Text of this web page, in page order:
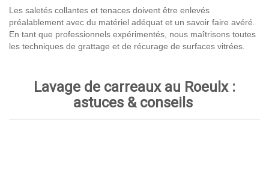
Les saletés collantes et tenaces doivent être enlevés
préalablement avec du matériel adéquat et un savoir faire avéré.
En tant que professionnels expérimentés, nous maîtrisons toutes
les techniques de grattage et de récurage de surfaces vitrées.
Lavage de carreaux au Roeulx :
astuces & conseils